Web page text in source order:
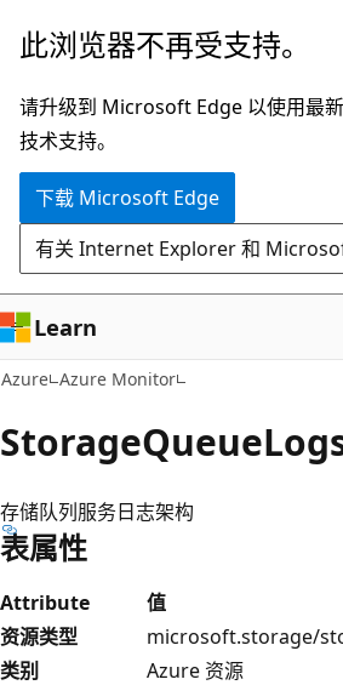
跳
主
要
内
此浏览器不再受支持。
请升级到 Microsoft Edge 以使用最
技术支持。
下载 Microsoft Edge
有关 Internet Explorer 和
Learn
Azure Azure Monitor
存储队列服务日志架构
表属性
Attribute
值
资源类型
microsoft.storage/
类别
Azure 资源